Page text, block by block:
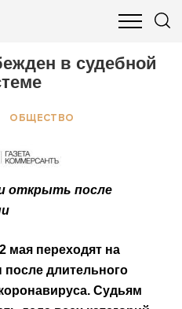
БИЗНЕС И ФИНАНСЫ
в судебной
ОБЩЕСТВО
открыть после
мая переходят на
длительного
Судьям